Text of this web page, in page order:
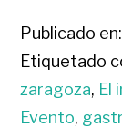
Publicado en:
Etiquetado
zaragoza, El
Evento,